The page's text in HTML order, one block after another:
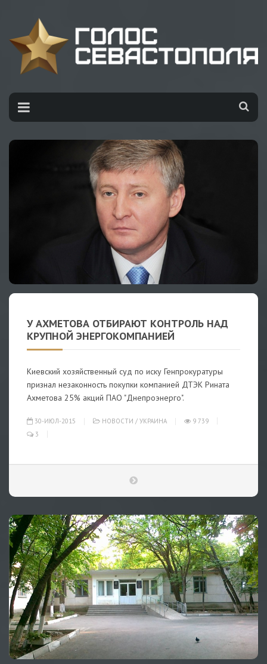
У АХМЕТОВА ОТБИРАЮТ КОНТРОЛЬ НАД
КРУПНОЙ ЭНЕРГОКОМПАНИЕЙ
Киевский хозяйственный суд по иску Генпрокуратуры
признал незаконность покупки компанией ДТЭК Рината
Ахметова 25% акций ПАО "Днепроэнерго".
30-ИЮЛ-2015 НОВОСТИ / УКРАИНА
9 739
3